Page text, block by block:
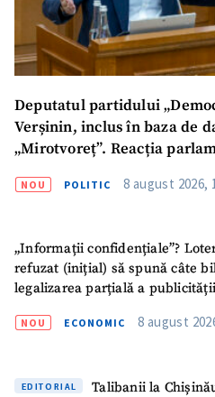
Deputatul partidului
Verșinin, inclus în baza de
„Mirotvoreț”. Reacția
NOU POLITIC 8 august 2026,
„Informații confidențiale”?
refuzat (inițial) să spună câte
legalizarea parțială a
NOU ECONOMIC 8 august
EDITORIAL
Talibanii la